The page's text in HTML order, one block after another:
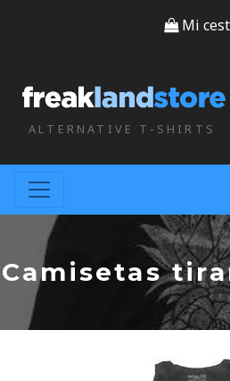
ALTERNATIVE T-SHIRTS
Mi
Camisetas